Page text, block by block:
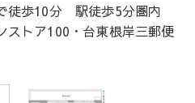
徒歩10分 駅徒歩5分圏内
ストア100・台東根岸三郵便